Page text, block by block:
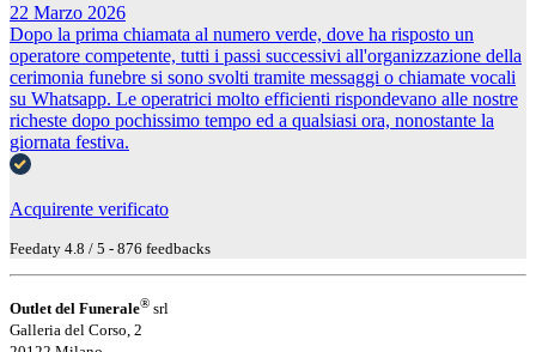
22 Marzo 2026
Dopo la prima chiamata al numero verde, dove ha risposto un
operatore competente, tutti i passi successivi all'organizzazione della
cerimonia funebre si sono svolti tramite messaggi o chiamate vocali
su Whatsapp. Le operatrici molto efficienti rispondevano alle nostre
richeste dopo pochissimo tempo ed a qualsiasi ora, nonostante la
giornata festiva.
Acquirente verificato
Feedaty 4.8 / 5 - 876 feedbacks
Outlet del Funerale® srl
Galleria del Corso, 2